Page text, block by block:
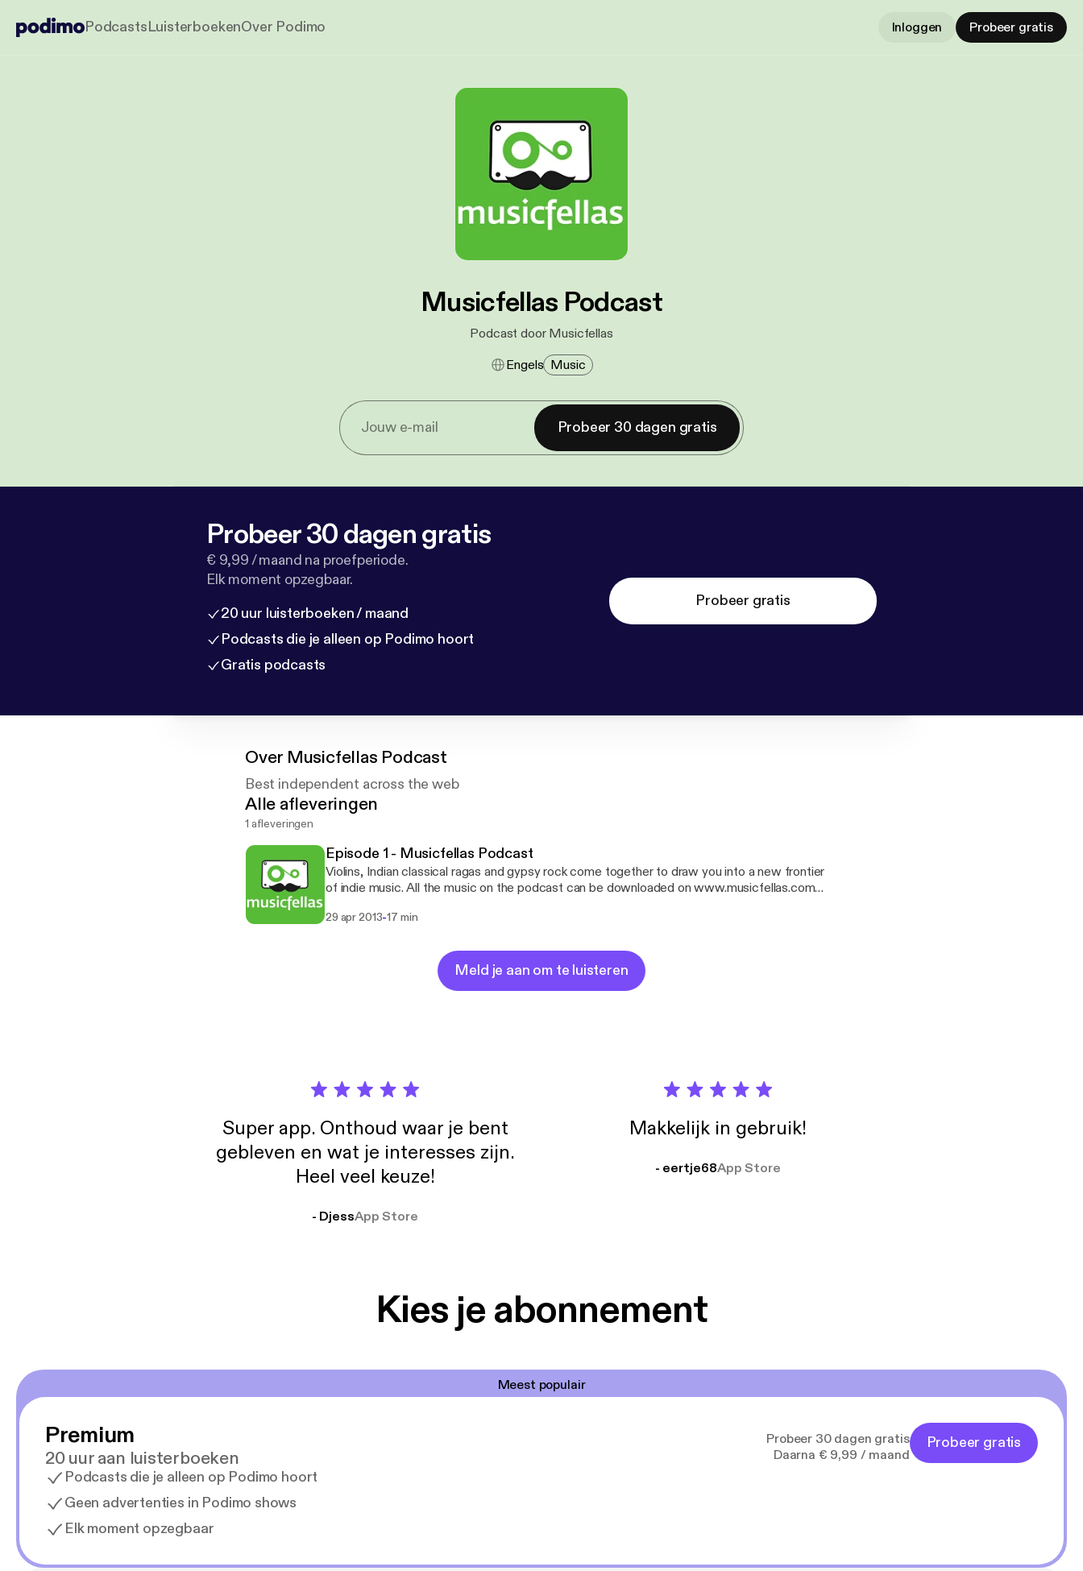
PodcastsLuisterboekenOver Podimo Inloggen Probeer gratis
Musicfellas Podcast
Podcast door Musicfellas
Engels Music
Probeer 30 dagen gratis
Probeer 30 dagen gratis
€ 9,99 / maand na proefperiode.
Elk moment opzegbaar.
20 uur luisterboeken / maand
Podcasts die je alleen op Podimo hoort
Gratis podcasts
Probeer gratis
Over Musicfellas Podcast
Best independent across the web
Alle afleveringen
1 afleveringen
Episode 1 - Musicfellas Podcast
Violins, Indian classical ragas and gypsy rock come together to draw you into a new frontier
of indie music. All the music on the podcast can be downloaded on www.musicfellas.com
29 apr 2013-17 min
Meld je aan om te luisteren
Super app. Onthoud waar je bent
gebleven en wat je interesses zijn.
Heel veel keuze!
- DjessApp Store
Makkelijk in gebruik!
- eertje68App Store
Kies je abonnement
Meest populair
Premium
20 uur aan luisterboeken
Podcasts die je alleen op Podimo hoort
Geen advertenties in Podimo shows
Elk moment opzegbaar
Probeer 30 dagen gratis
Daarna € 9,99 / maand
Probeer gratis